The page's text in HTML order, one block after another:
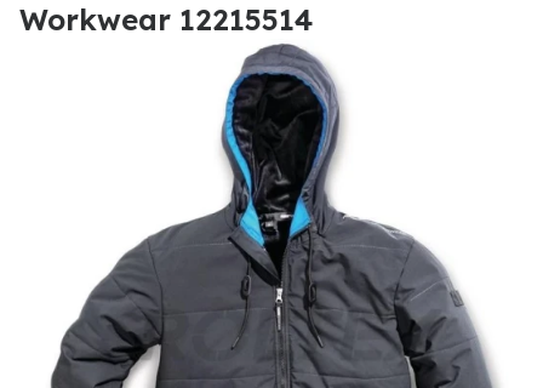
Workwear 12215514